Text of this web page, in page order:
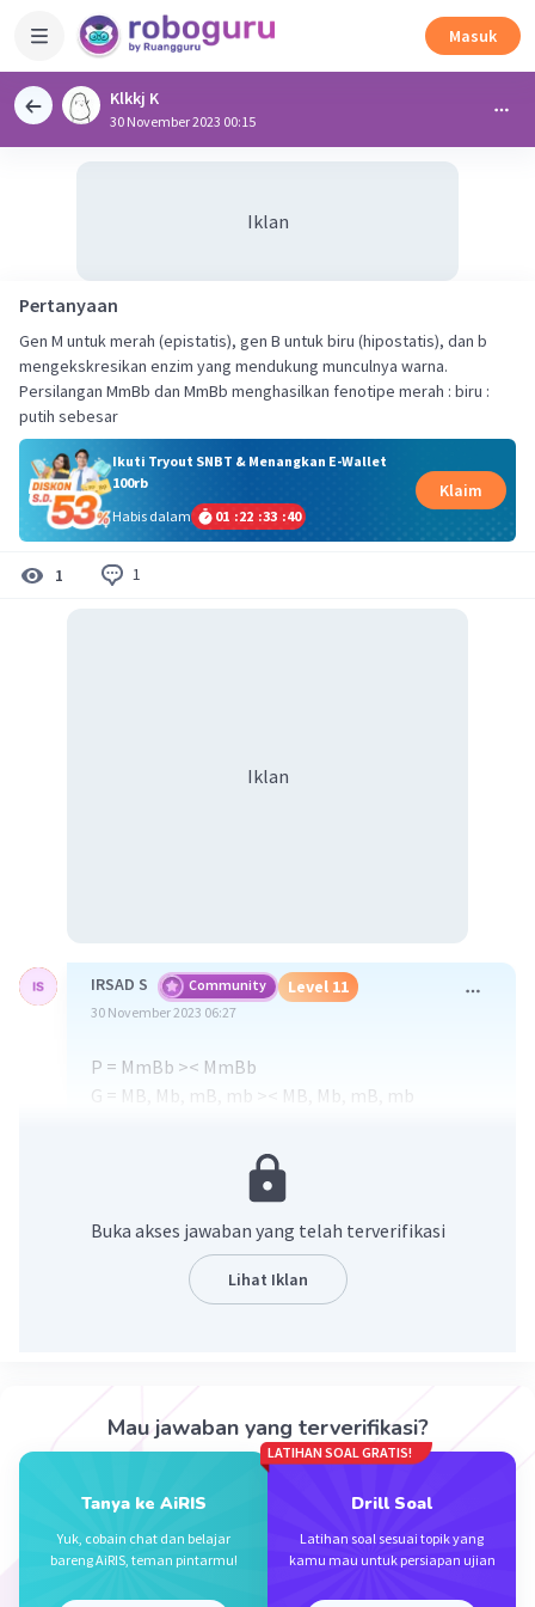
Masuk
Klkkj K
30 November 2023 00:15
Iklan
Pertanyaan
Gen M untuk merah (epistatis), gen B untuk biru (hipostatis), dan b
mengekskresikan enzim yang mendukung munculnya warna.
Persilangan MmBb dan MmBb menghasilkan fenotipe merah : biru :
putih sebesar
Ikuti Tryout SNBT & Menangkan E-Wallet
100rb
Habis dalam
01 :22 :33 :40
Klaim
1 1
Iklan
IRSAD S Community Level 11
30 November 2023 06:27
P = MmBb >< MmBb
G = MB, Mb, mB, mb >< MB, Mb, mB, mb
Buka akses jawaban yang telah terverifikasi
Lihat Iklan
Mau jawaban yang terverifikasi?
Tanya ke AiRIS
Yuk, cobain chat dan belajar
bareng AiRIS, teman pintarmu!
LATIHAN SOAL GRATIS!
Drill Soal
Latihan soal sesuai topik yang
kamu mau untuk persiapan ujian